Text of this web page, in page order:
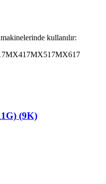
kullanılır:
MX417MX517MX617
(9K)